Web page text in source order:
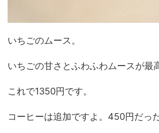
いちごのムース。
いちごの甘さとふわふわムースが最
これで1350円です。
コーヒーは追加ですよ。450円だっ